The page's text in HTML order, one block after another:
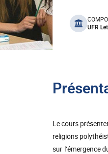
UFR
Le cours
religions
sur l’émergence